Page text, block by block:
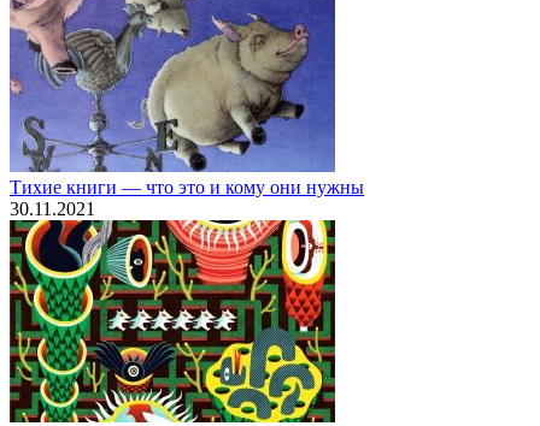
Тихие книги — что это и кому они нужны
30.11.2021